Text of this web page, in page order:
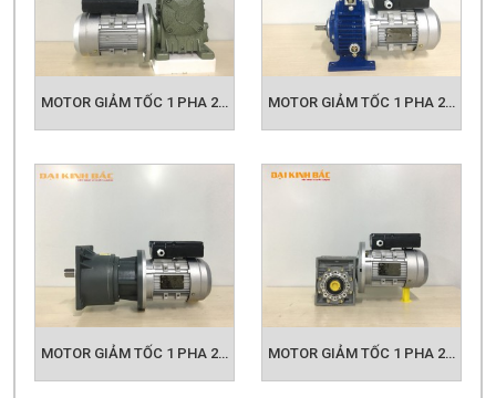
MOTOR GIẢM TỐC 1 PHA 220V 0.37KW - 1/2HP MOTOR GIẢM TỐC 1 PHA 220V 0.55KW - 0.75HP
MOTOR GIẢM TỐC 1 PHA 220V 0.75KW - 1HP MOTOR GIẢM TỐC 1 PHA 220V 1.1KW - 1.5HP